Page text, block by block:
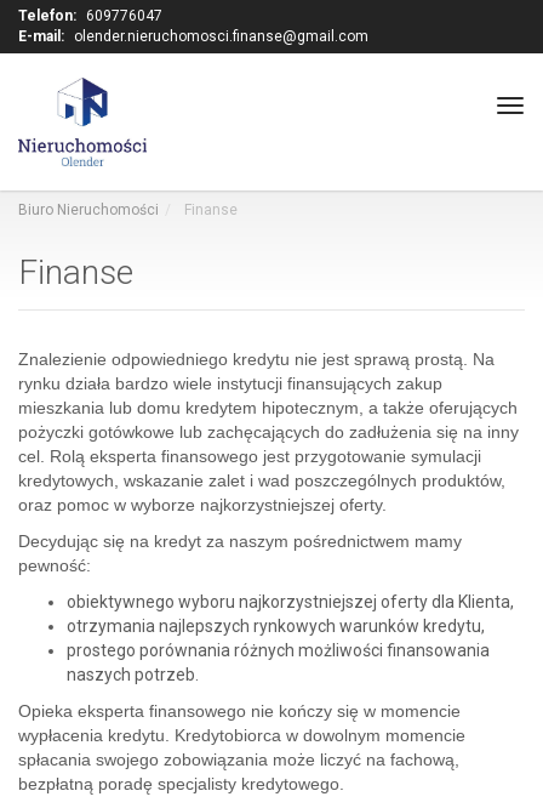
Telefon: 609776047
E-mail:
olender.nieruchomosci.finanse@gmail.com
Biuro Nieruchomości Finanse
Finanse
Znalezienie odpowiedniego kredytu nie jest sprawą prostą. Na
rynku działa bardzo wiele instytucji finansujących zakup
mieszkania lub domu kredytem hipotecznym, a także oferujących
pożyczki gotówkowe lub zachęcających do zadłużenia się na inny
cel. Rolą eksperta finansowego jest przygotowanie symulacji
kredytowych, wskazanie zalet i wad poszczególnych produktów,
oraz pomoc w wyborze najkorzystniejszej oferty.
Decydując się na kredyt za naszym pośrednictwem mamy
pewność:
obiektywnego wyboru najkorzystniejszej oferty dla Klienta,
otrzymania najlepszych rynkowych warunków kredytu,
prostego porównania różnych możliwości finansowania
naszych potrzeb.
Opieka eksperta finansowego nie kończy się w momencie
wypłacenia kredytu. Kredytobiorca w dowolnym momencie
spłacania swojego zobowiązania może liczyć na fachową,
bezpłatną poradę specjalisty kredytowego.